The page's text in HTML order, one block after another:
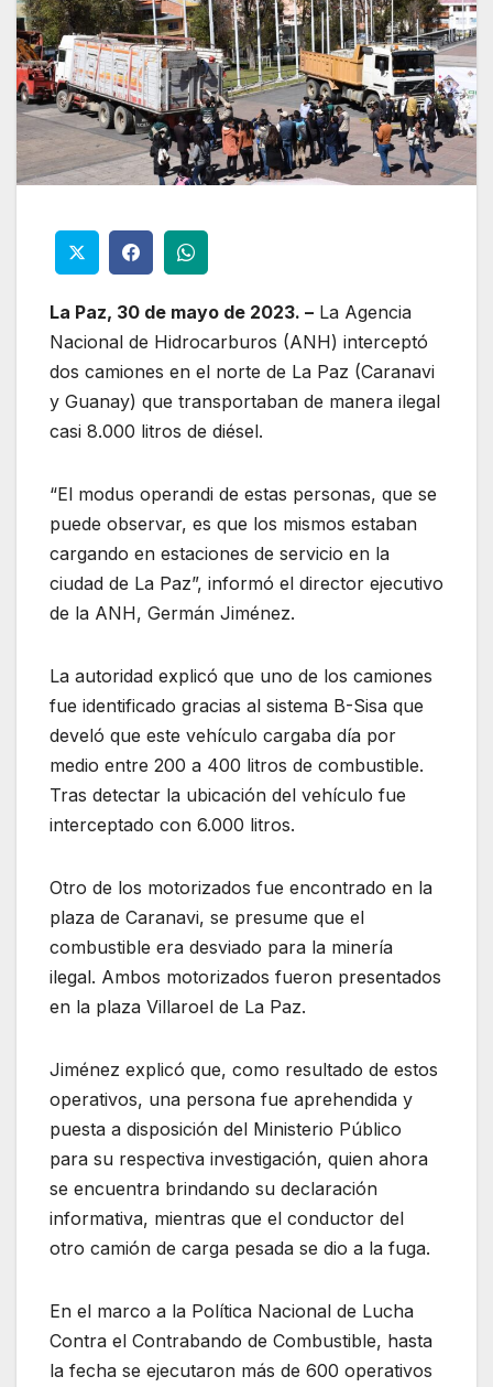
La Paz, 30 de mayo de 2023. – La Agencia
Nacional de Hidrocarburos (ANH) interceptó
dos camiones en el norte de La Paz (Caranavi
y Guanay) que transportaban de manera ilegal
casi 8.000 litros de diésel.
“El modus operandi de estas personas, que se
puede observar, es que los mismos estaban
cargando en estaciones de servicio en la
ciudad de La Paz”, informó el director ejecutivo
de la ANH, Germán Jiménez.
La autoridad explicó que uno de los camiones
fue identificado gracias al sistema B-Sisa que
develó que este vehículo cargaba día por
medio entre 200 a 400 litros de combustible.
Tras detectar la ubicación del vehículo fue
interceptado con 6.000 litros.
Otro de los motorizados fue encontrado en la
plaza de Caranavi, se presume que el
combustible era desviado para la minería
ilegal. Ambos motorizados fueron presentados
en la plaza Villaroel de La Paz.
Jiménez explicó que, como resultado de estos
operativos, una persona fue aprehendida y
puesta a disposición del Ministerio Público
para su respectiva investigación, quien ahora
se encuentra brindando su declaración
informativa, mientras que el conductor del
otro camión de carga pesada se dio a la fuga.
En el marco a la Política Nacional de Lucha
Contra el Contrabando de Combustible, hasta
la fecha se ejecutaron más de 600 operativos